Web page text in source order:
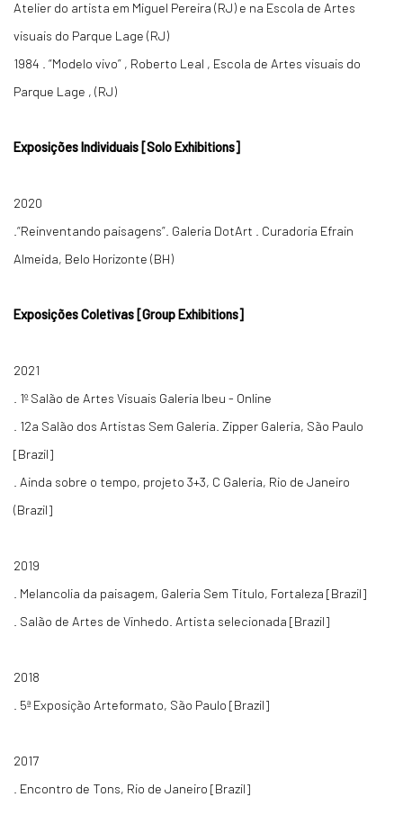
Atelier do artista em Miguel Pereira (RJ) e na Escola de Artes
visuais do Parque Lage (RJ)
1984 . “Modelo vivo” , Roberto Leal , Escola de Artes visuais do
Parque Lage , (RJ)
Exposições Individuais [Solo Exhibitions]
2020
.“Reinventando paisagens”. Galeria DotArt . Curadoria Efrain
Almeida, Belo Horizonte (BH)
Exposições Coletivas [Group Exhibitions]
2021
. 1º Salão de Artes Visuais Galeria Ibeu - Online
. 12a Salão dos Artistas Sem Galeria. Zipper Galeria, São Paulo
[Brazil]
. Ainda sobre o tempo, projeto 3+3, C Galeria, Rio de Janeiro
(Brazil]
2019
. Melancolia da paisagem, Galeria Sem Título, Fortaleza [Brazil]
. Salão de Artes de Vinhedo. Artista selecionada [Brazil]
2018
. 5ª Exposição Arteformato, São Paulo [Brazil]
2017
. Encontro de Tons, Rio de Janeiro [Brazil]